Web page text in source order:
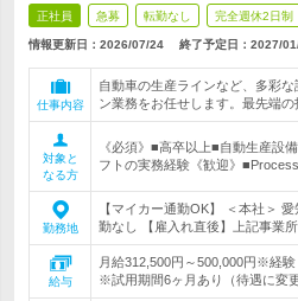
正社員 急募 転勤なし 完全週休2日制
情報更新日：2026/07/24 終了予定日： 2027/
仕事内容
自動車の生産ラインなど、多彩
ン業務をお任せします。最先端の
対象と
なる方
《必須》■高卒以上■自動生産設
フトの実務経験《歓迎》
勤務地
【マイカー通勤OK】 ＜本社＞
勤なし 【雇入れ直後】上記事業
給与
月給312,500円～500,000円※経
※試用期間6ヶ月あり（待遇に変更